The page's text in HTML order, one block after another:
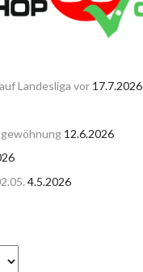
Landesliga vor 17.7.2026
12.6.2026
4.5.2026